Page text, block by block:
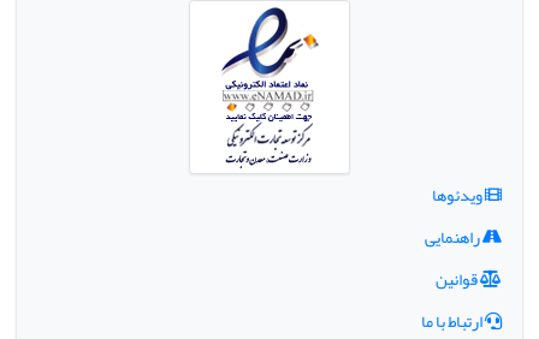
ویدئوها
راهنمایی
قوانین
ارتباط با ما